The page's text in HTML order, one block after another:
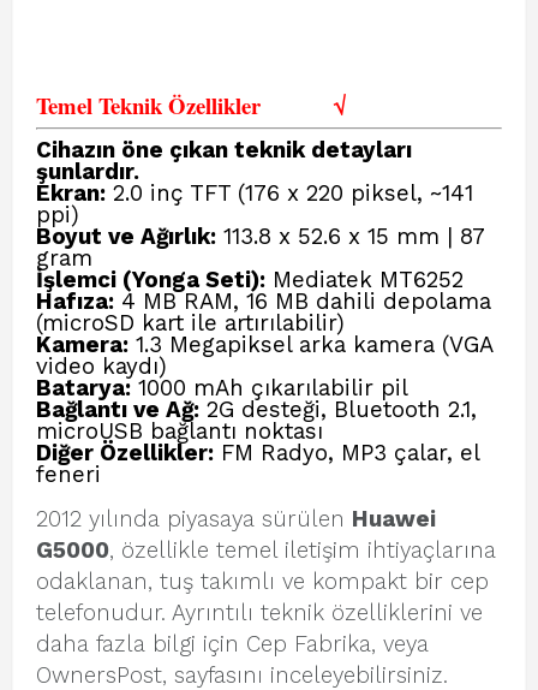
Temel Teknik Özellikler√
Cihazın öne çıkan teknik detayları
şunlardır.
Ekran: 2.0 inç TFT (176 x 220 piksel, ~141
ppi)
Boyut ve Ağırlık: 113.8 x 52.6 x 15 mm | 87
gram
İşlemci (Yonga Seti): Mediatek MT6252
Hafıza: 4 MB RAM, 16 MB dahili depolama
(microSD kart ile artırılabilir)
Kamera: 1.3 Megapiksel arka kamera (VGA
video kaydı)
Batarya: 1000 mAh çıkarılabilir pil
Bağlantı ve Ağ: 2G desteği, Bluetooth 2.1,
microUSB bağlantı noktası
Diğer Özellikler: FM Radyo, MP3 çalar, el
feneri
2012 yılında piyasaya sürülen Huawei
G5000, özellikle temel iletişim ihtiyaçlarına
odaklanan, tuş takımlı ve kompakt bir cep
telefonudur. Ayrıntılı teknik özelliklerini ve
daha fazla bilgi için Cep Fabrika, veya
OwnersPost, sayfasını inceleyebilirsiniz.